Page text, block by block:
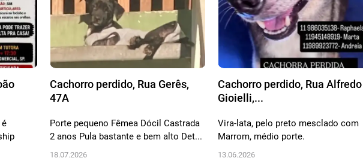
é
Cachorro perdido, Rua Gerês,
47A
Porte pequeno Fêmea Dócil Castrada
2 anos Pula bastante e bem alto Det...
18.07.2026
Cachorro perdido, Rua Alfredo
Gioielli,...
Vira-lata, pelo preto mesclado com
Marrom, médio porte.
13.06.2026